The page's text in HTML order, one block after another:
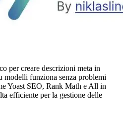
per creare descrizioni meta in
modelli funziona senza problemi
Yoast SEO, Rank Math e All in
efficiente per la gestione delle